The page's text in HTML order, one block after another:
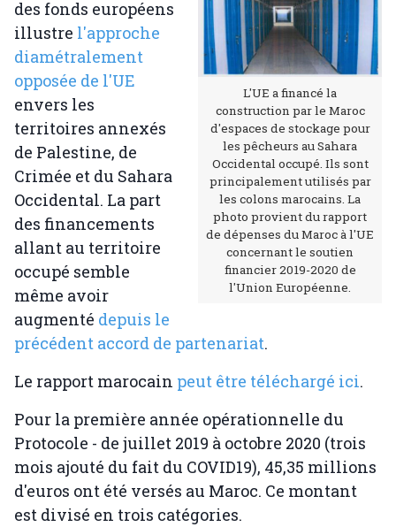
L'UE a financé la
construction par le Maroc
d'espaces de stockage pour
les pêcheurs au Sahara
Occidental occupé. Ils sont
principalement utilisés par
les colons marocains. La
photo provient du rapport
de dépenses du Maroc à l'UE
concernant le soutien
financier 2019-2020 de
l'Union Européenne.
des fonds européens
illustre l'approche
diamétralement
opposée de l'UE
envers les
territoires annexés
de Palestine, de
Crimée et du Sahara
Occidental. La part
des financements
allant au territoire
occupé semble
même avoir
augmenté depuis le
précédent accord de partenariat.
Le rapport marocain peut être téléchargé ici.
Pour la première année opérationnelle du
Protocole - de juillet 2019 à octobre 2020 (trois
mois ajouté du fait du COVID19), 45,35 millions
d'euros ont été versés au Maroc. Ce montant
est divisé en trois catégories.